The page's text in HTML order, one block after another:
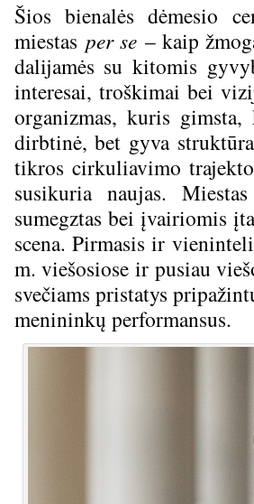
Šios bienalės dėmesio
miestas per se– kaip
dalijamės su kitomis
interesai, troškimai bei
organizmas, kuris
dirbtinė, bet gyva
tikros cirkuliavimo
susikuria naujas.
sumegztas bei įvairiomis
scena. Pirmasis ir
m. viešosiose ir pusiau
svečiams pristatys
menininkų performansus.